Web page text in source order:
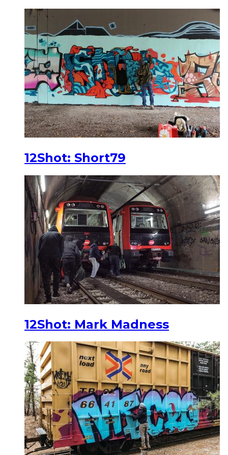
12Shot: Short79
12Shot: Mark Madness